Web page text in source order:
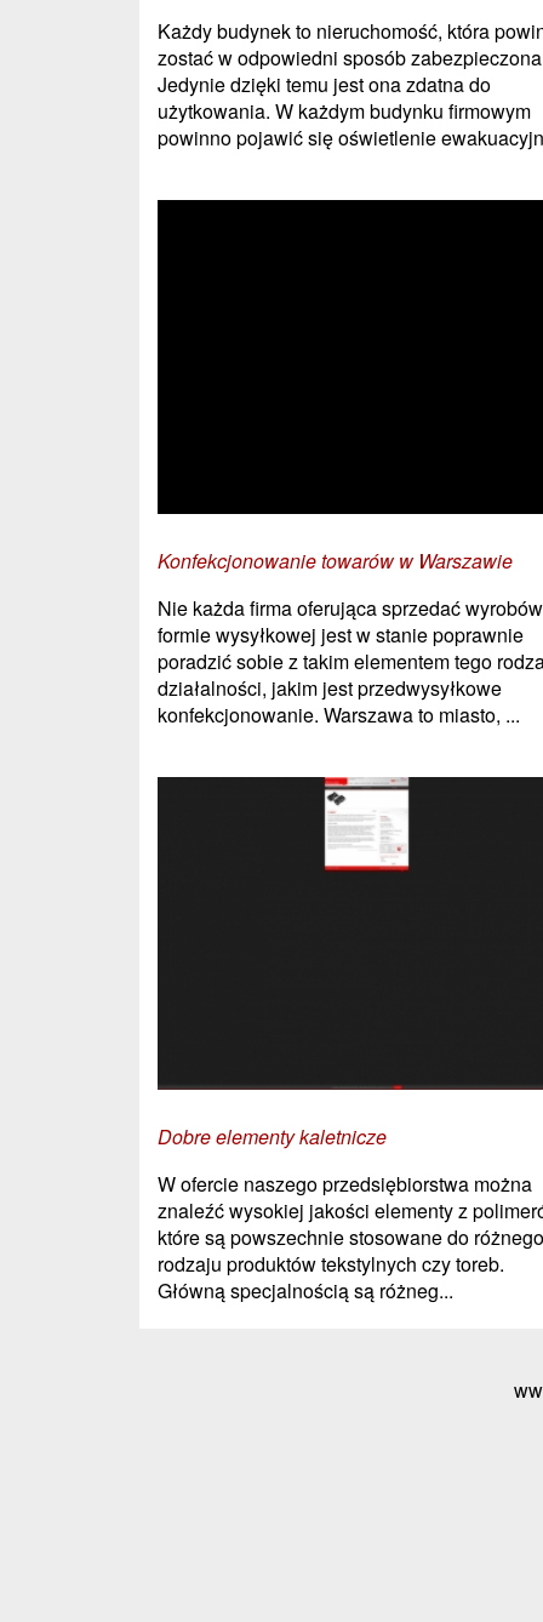
Każdy budynek to nieruchomość, która
zostać w odpowiedni sposób
Jedynie dzięki temu jest ona zdatna do
użytkowania. W każdym budynku firmowym
powinno pojawić się oświetlenie
Konfekcjonowanie towarów w Warszawie
Nie każda firma oferująca sprzedać
formie wysyłkowej jest w stanie poprawnie
poradzić sobie z takim elementem tego
działalności, jakim jest przedwysyłkowe
konfekcjonowanie. Warszawa to miasto, ...
Dobre elementy kaletnicze
W ofercie naszego przedsiębiorstwa można
znaleźć wysokiej jakości elementy z
które są powszechnie stosowane do różnego
rodzaju produktów tekstylnych czy toreb.
Główną specjalnością są różneg...